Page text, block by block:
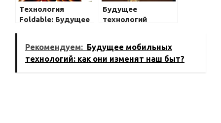
Технология
Foldable: Будущее
Иллюзия?
Будущее
технологий
устройствах
Рекомендуем: Будущее мобильных
технологий: как они изменят наш быт?